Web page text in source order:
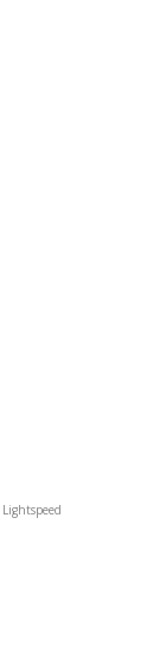
Lightspeed